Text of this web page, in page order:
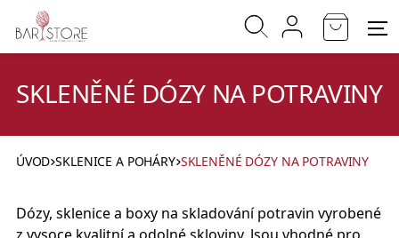
SKLENĚNÉ DÓZY NA POTRAVINY
ÚVOD SKLENICE A POHÁRY SKLENĚNÉ DÓZY NA POTRAVINY
Dózy, sklenice a boxy na skladování potravin vyrobené